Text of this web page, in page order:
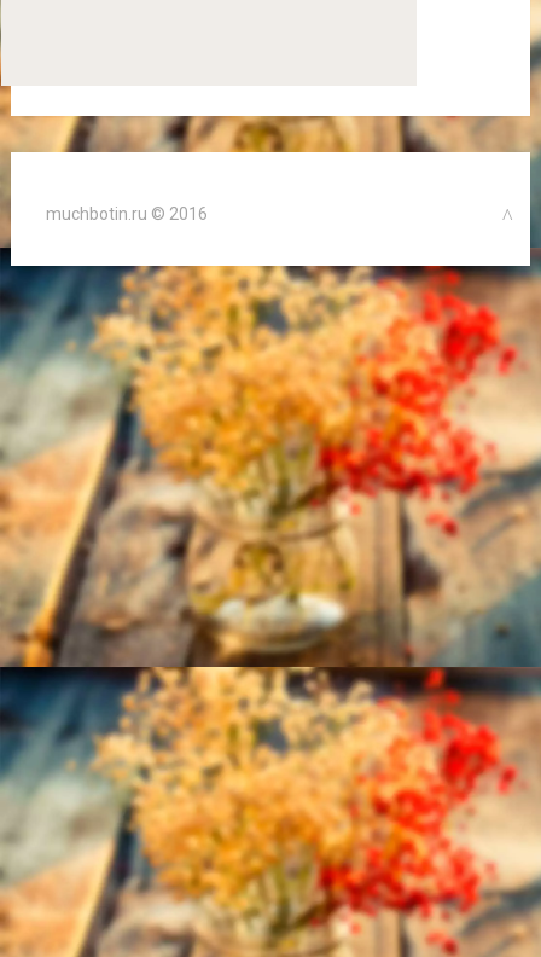
muchbotin.ru © 2016